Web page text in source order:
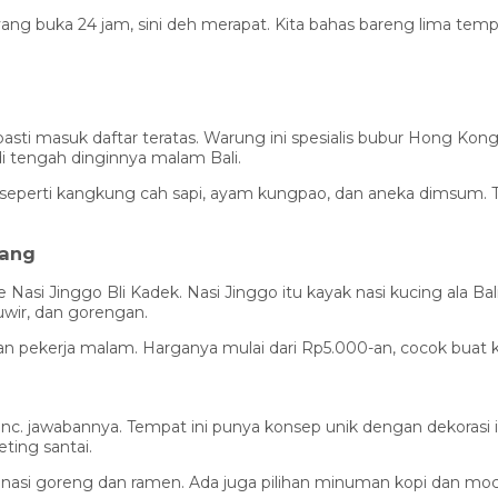
buka 24 jam, sini deh merapat. Kita bahas bareng lima
masuk daftar teratas. Warung ini spesialis bubur Hong
dinginnya malam Bali.
kangkung cah sapi, ayam kungpao, dan aneka
Jinggo Bli Kadek. Nasi Jinggo itu kayak nasi kucing ala
dan gorengan.
pekerja malam. Harganya mulai dari Rp5.000-an, cocok
jawabannya. Tempat ini punya konsep unik dengan
santai.
goreng dan ramen. Ada juga pilihan minuman kopi dan